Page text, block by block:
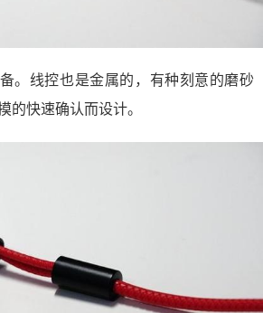
。线控也是金属的，有种刻意的磨砂
的快速确认而设计。